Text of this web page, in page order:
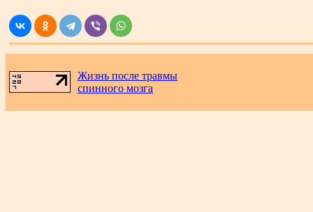
Жизнь после травмы
спинного мозга